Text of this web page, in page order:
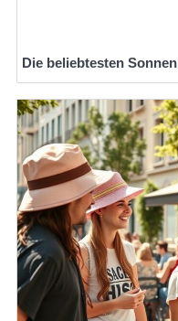
Die beliebtesten